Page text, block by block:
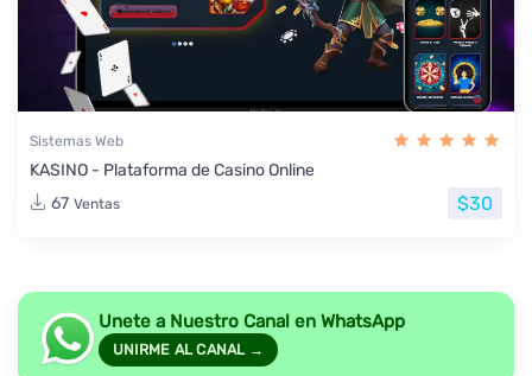
Sistemas Web
KASINO - Plataforma de Casino Online
67 Ventas $30
Unete a Nuestro Canal en WhatsApp
UNIRME AL CANAL →